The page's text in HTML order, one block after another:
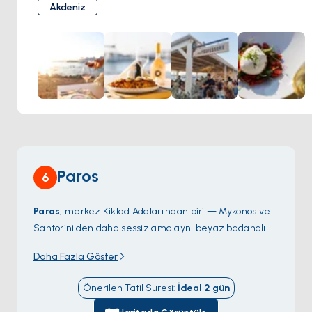
duyularınızı etkileyecek ve unutulmaz anılar yaratacak bir
benzersiz pizza hamurlarına odaklanarak, mutfakta en
yüksek standartlara öncelik veririz. Yemek felsefemiz taze
malzemeler, geleneksel pişirme teknikleri ve yenilikçi
yaratıcılık etrafında kuruludur, bunun sonucunda da
mevsimlere göre değişen dinamik bir menü ortaya çıkar.
Yemeklerini tamamlayan, hem ulaşılabilir hem de üst
düzey seçkileri içeren ve çoğu kadehte de sipariş
Akdeniz
6 Paros
Paros, merkez Kiklad Adaları'ndan biri — Mykonos ve
Santorini'den daha sessiz ama aynı beyaz badanalı
liman kasabası Venedik döneminden kalma taş bir
mendireği, masaları doğrudan rıhtımda olan bir balık
meyhanesi sırasını ve zincirdeki en güzel gün
Daha Fazla Göster
Önerilen Tatil Süresi: İdeal 2 gün